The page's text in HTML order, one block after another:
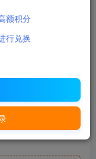
额积分
行兑换